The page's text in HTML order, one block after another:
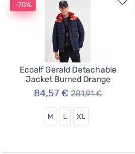
-70%
Ecoalf Gerald Detachable
Jacket Burned Orange
84,57 € 281,91 €
M L XL